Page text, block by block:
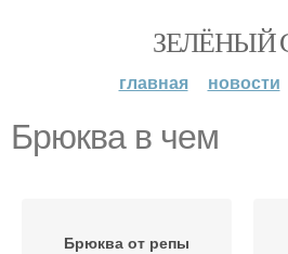
ЗЕЛЁНЫЙ
главная новости
Брюква в чем
Брюква от репы